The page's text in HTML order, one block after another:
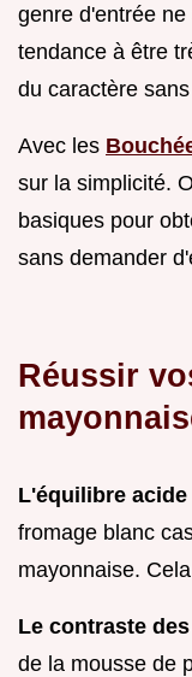
genre d'entrée
tendance à être
du caractère
Avec les
sur la simplicité.
basiques pour
sans demander
Réussir
L'équilibre acide
fromage blanc
mayonnaise.
Le contraste
de la mousse de